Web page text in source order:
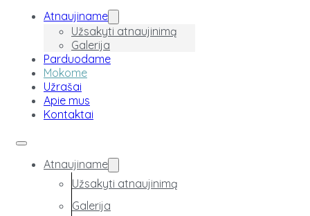
Atnaujiname
Užsakyti atnaujinimą
Galerija
Parduodame
Mokome
Užrašai
Apie mus
Kontaktai
Atnaujiname
Užsakyti atnaujinimą
Galerija